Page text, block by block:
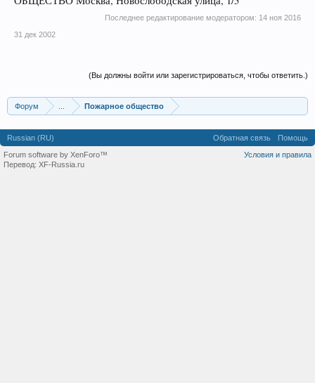
Последнее редактирование модератором: 14 ноя 2016
31 дек 2002
(Вы должны войти или зарегистрироваться, чтобы ответить.)
Форум Пожарное общество
Russian (RU) Обратная связь
Помощь
Условия и правила
Forum software by XenForo™
Перевод: XF-Russia.ru